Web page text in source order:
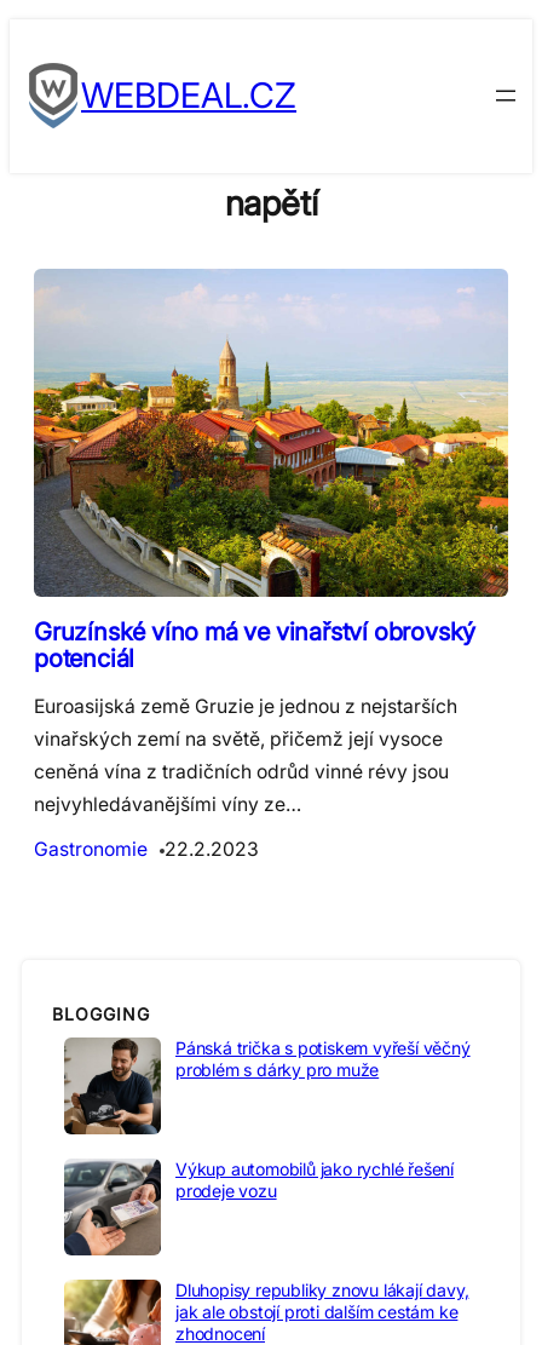
to
contentWEBDEAL.CZ
napětí
Gruzínské víno má ve vinařství obrovský
potenciál
Euroasijská země Gruzie je jednou z nejstarších
vinařských zemí na světě, přičemž její vysoce
ceněná vína z tradičních odrůd vinné révy jsou
nejvyhledávanějšími víny ze…
Gastronomie
22.2.2023
BLOGGING
Pánská trička s potiskem vyřeší věčný
problém s dárky pro muže
Výkup automobilů jako rychlé řešení
prodeje vozu
Dluhopisy republiky znovu lákají davy,
jak ale obstojí proti dalším cestám ke
zhodnocení